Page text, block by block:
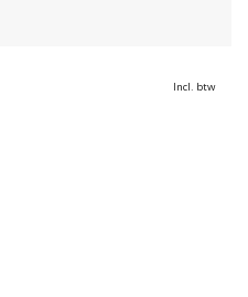
Incl. btw